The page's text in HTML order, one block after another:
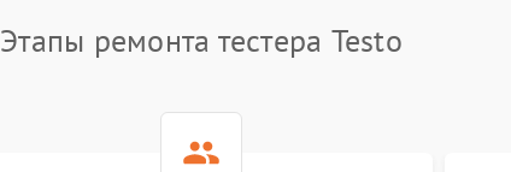
Этапы ремонта тестера Testo